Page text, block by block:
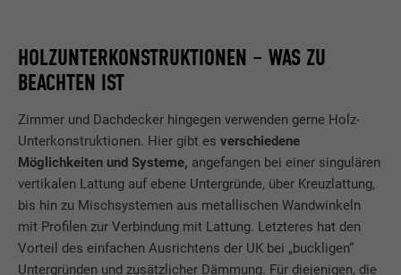
HOLZUNTERKONSTRUKTIONEN – WAS ZU
BEACHTEN IST
Zimmer und Dachdecker hingegen verwenden gerne Holz-
Unterkonstruktionen. Hier gibt esverschiedene
Möglichkeiten und Systeme, angefangen bei einer singulären
vertikalen Lattung auf ebene Untergründe, über Kreuzlattung,
bis hin zu Mischsystemen aus metallischen Wandwinkeln
mit Profilen zur Verbindung mit Lattung. Letzteres hat den
Vorteil des einfachen Ausrichtens der UK bei „buckligen“
Untergründen und zusätzlicher Dämmung. Für diejenigen, die